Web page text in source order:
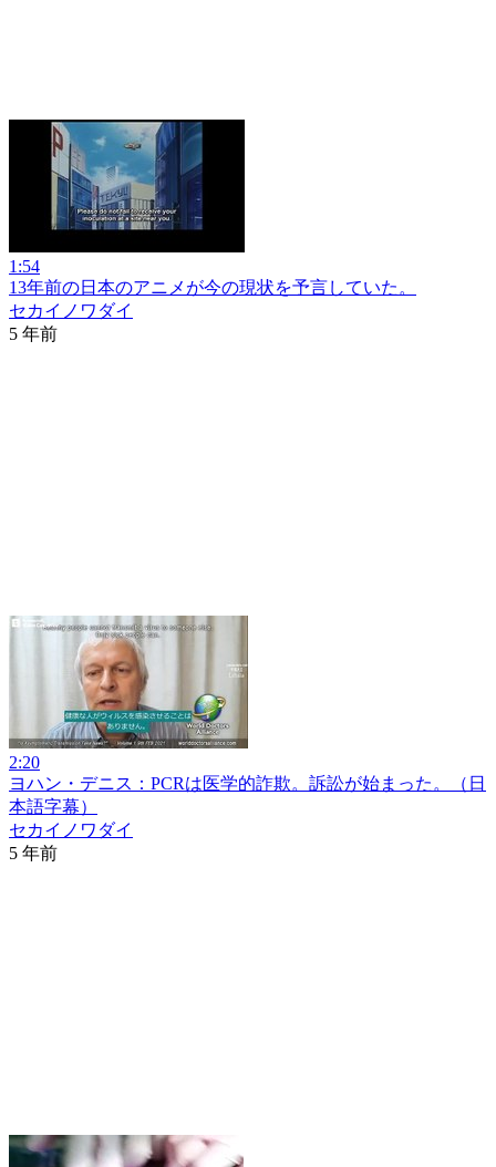
1:54
13年前の日本のアニメが今の現状を予言していた。
セカイノワダイ
5 年前
2:20
ヨハン・デニス：PCRは医学的詐欺。訴訟が始まった。（日
本語字幕）
セカイノワダイ
5 年前